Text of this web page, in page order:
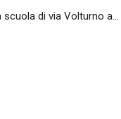
di via Volturno a...